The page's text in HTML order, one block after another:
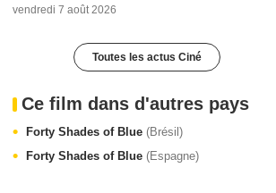
vendredi 7 août 2026
Toutes les actus Ciné
Ce film dans d'autres pays
Forty Shades of Blue (Brésil)
Forty Shades of Blue (Espagne)